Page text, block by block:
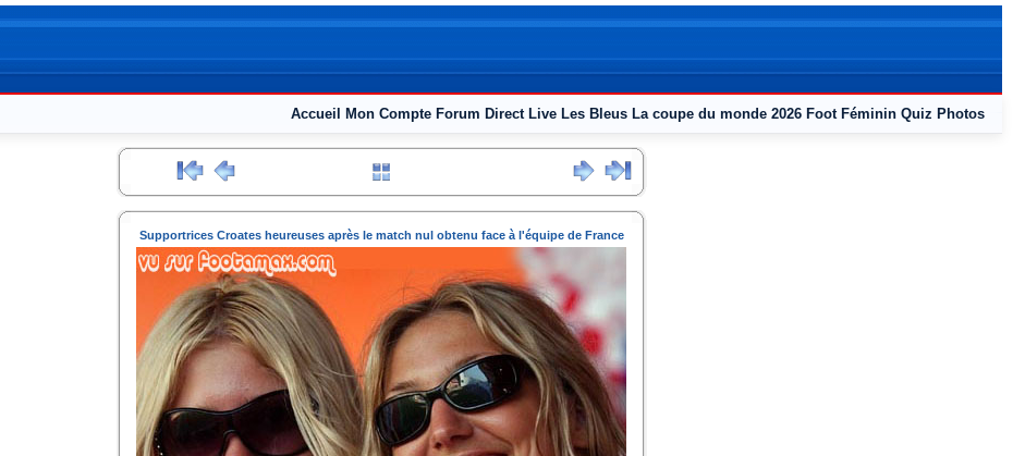
Accueil Mon Compte Forum Direct Live Les Bleus La coupe du monde 2026 Foot Féminin Quiz Photos
Supportrices Croates heureuses après le match nul obtenu face à l'équipe de France